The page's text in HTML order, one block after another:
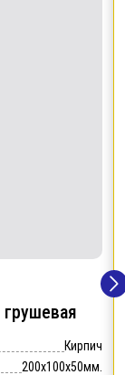
грушевая
Кирпич
200x100x50мм.